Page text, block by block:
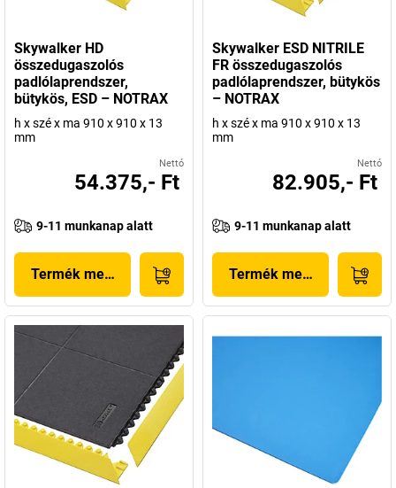
Skywalker HD
összedugaszolós
padlólaprendszer,
bütykös, ESD – NOTRAX
h x szé x ma 910 x 910 x 13
mm
Nettó
54.375,- Ft
9-11 munkanap alatt
Termék megjelenítése
Skywalker ESD NITRILE
FR összedugaszolós
padlólaprendszer, bütykös
– NOTRAX
h x szé x ma 910 x 910 x 13
mm
Nettó
82.905,- Ft
9-11 munkanap alatt
Termék megjelenítése